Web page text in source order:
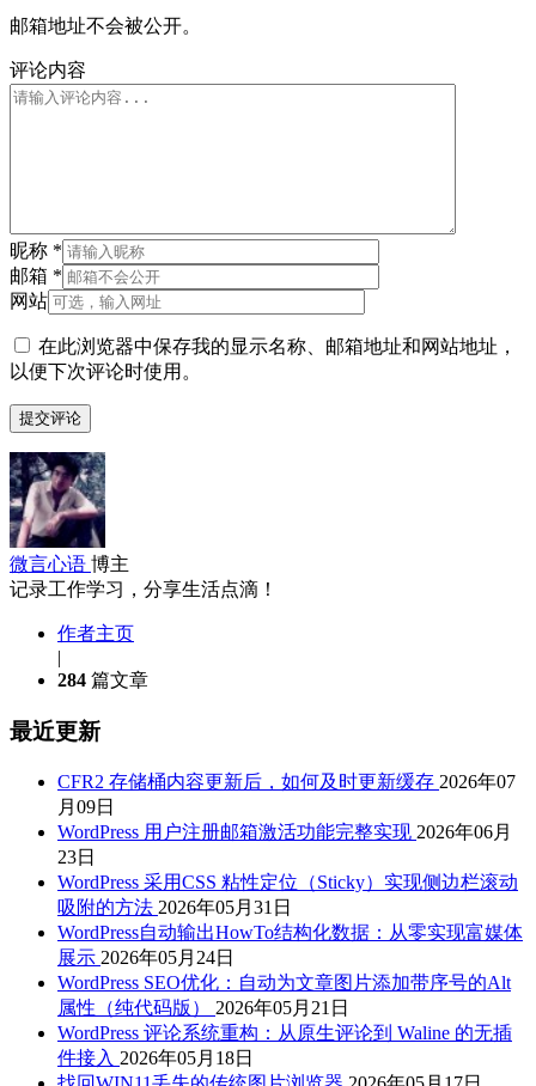
邮箱地址不会被公开。
评论内容
昵称 *
邮箱 *
网站
在此浏览器中保存我的显示名称、邮箱地址和网站地址，
以便下次评论时使用。
微言心语 博主
记录工作学习，分享生活点滴！
作者主页
|
284 篇文章
最近更新
CFR2 存储桶内容更新后，如何及时更新缓存 2026年07
月09日
WordPress 用户注册邮箱激活功能完整实现 2026年06月
23日
WordPress 采用CSS 粘性定位（Sticky）实现侧边栏滚动
吸附的方法 2026年05月31日
WordPress自动输出HowTo结构化数据：从零实现富媒体
展示 2026年05月24日
WordPress SEO优化：自动为文章图片添加带序号的Alt
属性（纯代码版） 2026年05月21日
WordPress 评论系统重构：从原生评论到 Waline 的无插
件接入 2026年05月18日